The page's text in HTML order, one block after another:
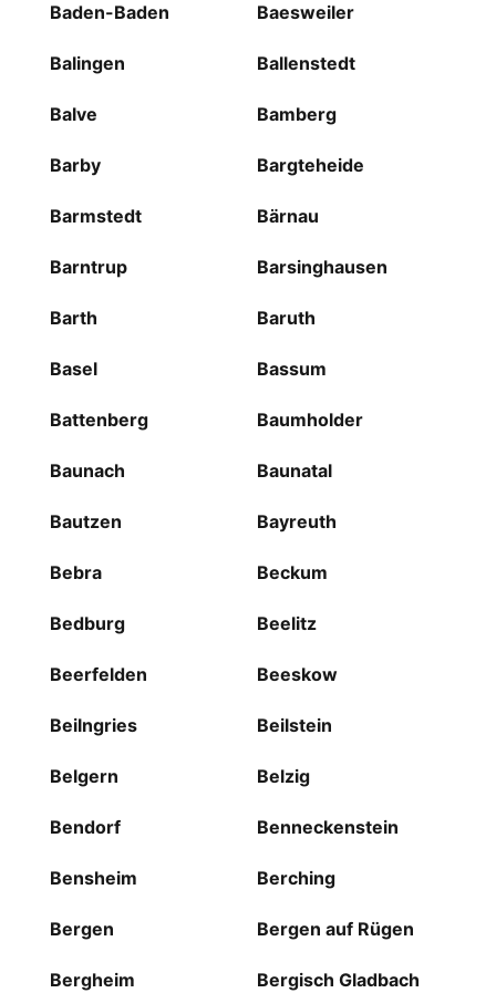
Baden-Baden Baesweiler
Balingen Ballenstedt
Balve Bamberg
Barby Bargteheide
Barmstedt Bärnau
Barntrup Barsinghausen
Barth Baruth
Basel Bassum
Battenberg Baumholder
Baunach Baunatal
Bautzen Bayreuth
Bebra Beckum
Bedburg Beelitz
Beerfelden Beeskow
Beilngries Beilstein
Belgern Belzig
Bendorf Benneckenstein
Bensheim Berching
Bergen Bergen auf Rügen
Bergheim Bergisch Gladbach